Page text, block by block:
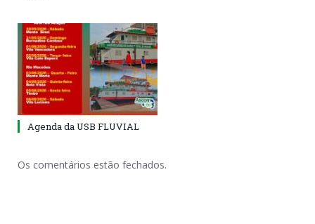
Agenda da USB FLUVIAL
Os comentários estão fechados.